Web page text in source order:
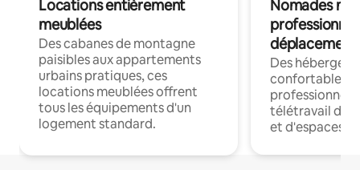
Locations entièrement
meublées
Des cabanes de montagne
paisibles aux appartements
urbains pratiques, ces
locations meublées offrent
tous les équipements d'un
logement standard.
Nomades
déplacement
Des
confortables
professionnels
télétravail
et d'espaces